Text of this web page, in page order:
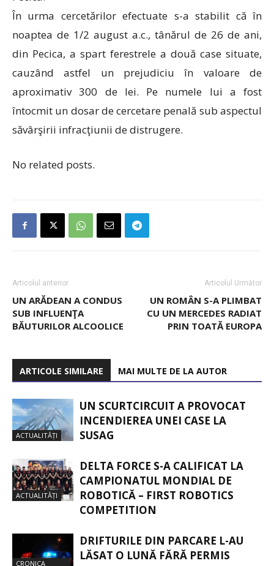
În urma cercetărilor efectuate s-a stabilit că în
noaptea de 1/2 august a.c., tânărul de 26 de ani,
din Pecica, a spart ferestrele a două case situate,
cauzând astfel un prejudiciu în valoare de
aproximativ 300 de lei. Pe numele lui a fost
întocmit un dosar de cercetare penală sub aspectul
săvârşirii infracţiunii de distrugere.
No related posts.
Articolul anterior
UN ARĂDEAN A CONDUS
SUB INFLUENŢA
BĂUTURILOR ALCOOLICE
Articolul Următor
UN ROMÂN S-A PLIMBAT
CU UN MERCEDES RADIAT
PRIN TOATĂ EUROPA
ARTICOLE SIMILARE MAI MULTE DE LA AUTOR
ACTUALITĂȚI
UN SCURTCIRCUIT A PROVOCAT
INCENDIEREA UNEI CASE LA
SUSAG
ACTUALITĂȚI
DELTA FORCE S-A CALIFICAT LA
CAMPIONATUL MONDIAL DE
ROBOTICĂ – FIRST ROBOTICS
COMPETITION
CRONICA
DRIFTURILE DIN PARCARE L-AU
LĂSAT O LUNĂ FĂRĂ PERMIS